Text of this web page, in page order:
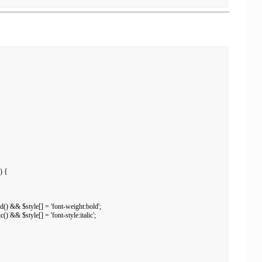
{
$style[] = 'font-weight:bold';
$style[] = 'font-style:italic';